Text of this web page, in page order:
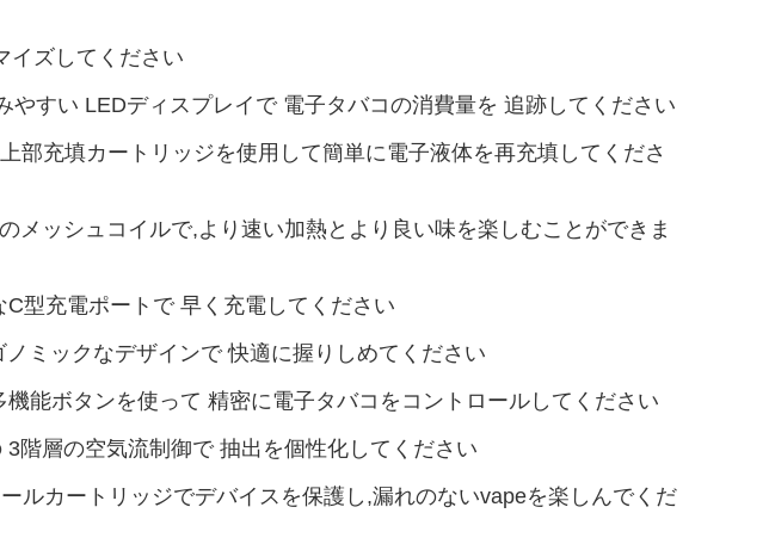
イズしてください
すい LEDディスプレイで 電子タバコの消費量を 追跡してください
部充填カートリッジを使用して簡単に電子液体を再充填してくださ
ッシュコイルで,より速い加熱とより良い味を楽しむことができま
型充電ポートで 早く充電してください
ミックなデザインで 快適に握りしめてください
能ボタンを使って 精密に電子タバコをコントロールしてください
階層の空気流制御で 抽出を個性化してください
ルカートリッジでデバイスを保護し,漏れのないvapeを楽しんでくだ